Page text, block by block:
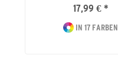
17,99 € *
IN 17 FARBEN